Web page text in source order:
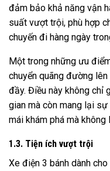
đảm bảo khả năng vận
suất vượt trội, phù hợp
chuyến đi hàng ngày
Một trong những ưu
chuyển quãng đường
đầy. Điều này không chỉ
gian mà còn mang lại
mái khám phá mà
1.3. Tiện ích vượt trội
Xe điện 3 bánh dành